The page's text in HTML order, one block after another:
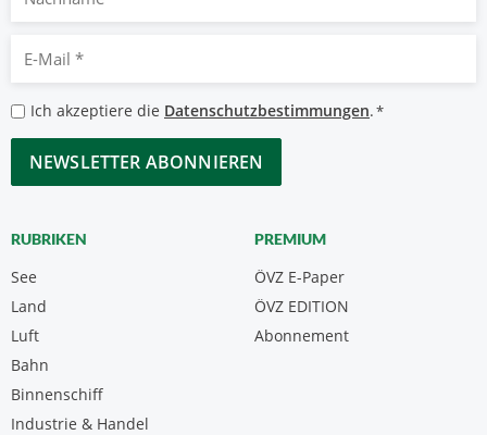
Mail
*
Datenschutzbestimmungen
*
Ich akzeptiere die Datenschutzbestimmungen.*
CAPTCHA
RUBRIKEN
See
Land
Luft
Bahn
Binnenschiff
Industrie & Handel
PREMIUM
ÖVZ E-Paper
Abonnement
ÖVZ EDITION